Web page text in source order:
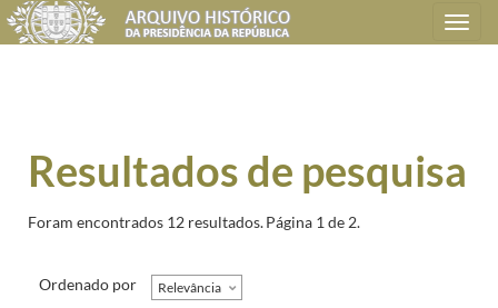
Toggle
navigation
Resultados de pesquisa
Foram encontrados 12 resultados.Página 1 de 2.
Ordenado por Relevância